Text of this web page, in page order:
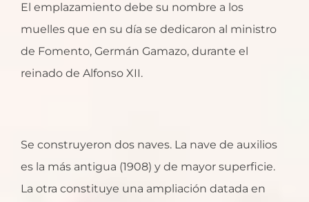
El emplazamiento debe su nombre a los
muelles que en su día se dedicaron al ministro
de Fomento, Germán Gamazo, durante el
reinado de Alfonso XII.
Se construyeron dos naves. La nave de auxilios
es la más antigua (1908) y de mayor superficie.
La otra constituye una ampliación datada en